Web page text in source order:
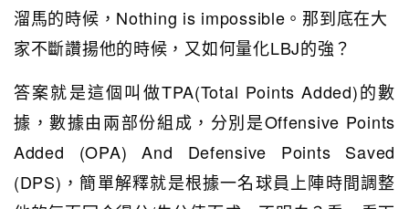
溜馬的時候，Nothing is impossible。那到底在大
家不斷讚揚他的時候，又如何量化LBJ的強？
答案就是這個叫做TPA(Total Points Added)的數
據，數據由兩部份組成，分別是Offensive Points
Added (OPA) And Defensive Points Saved
(DPS)，簡單解釋就是根據一名球員上陣時間調整